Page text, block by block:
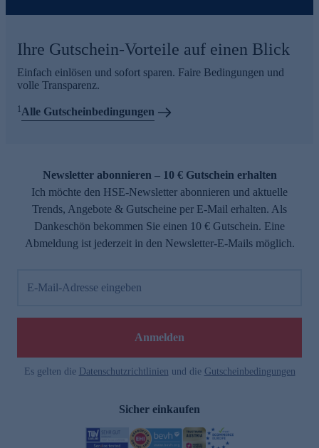
Ihre Gutschein-Vorteile auf einen Blick
Einfach einlösen und sofort sparen. Faire Bedingungen und
volle Transparenz.
1Alle Gutscheinbedingungen
Newsletter abonnieren – 10 € Gutschein erhalten
Ich möchte den HSE-Newsletter abonnieren und aktuelle
Trends, Angebote & Gutscheine per E-Mail erhalten. Als
Dankeschön bekommen Sie einen 10 € Gutschein. Eine
Abmeldung ist jederzeit in den Newsletter-E-Mails möglich.
E-Mail-Adresse eingeben
Anmelden
Es gelten die Datenschutzrichtlinien und die Gutscheinbedingungen
Sicher einkaufen